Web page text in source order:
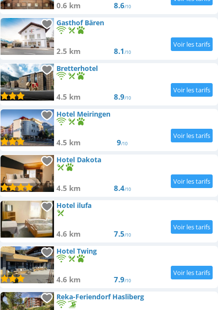
0.6 km 8.6/10
Gasthof Bären
2.5 km 8.1/10
Bretterhotel
4.5 km 8.9/10
Hotel Meiringen
4.5 km 9/10
Hotel Dakota
4.5 km 8.4/10
Hotel ilufa
4.6 km 7.5/10
Hotel Twing
4.6 km 7.9/10
Reka-Feriendorf Hasliberg